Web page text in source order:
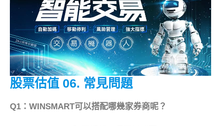
股票估值 06. 常見問題
Q1：WINSMART可以搭配哪幾家券商呢？